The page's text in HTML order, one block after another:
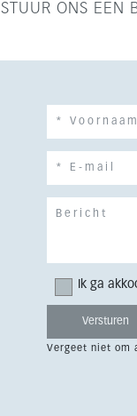
STUUR ONS EEN
Ik ga
Vergeet niet om